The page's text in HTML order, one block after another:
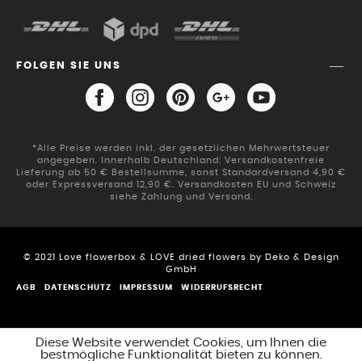
FOLGEN SIE UNS
*Alle Preise werden inkl. der gesetzlichen Mehrwertsteuer
angegeben. Innerhalb Deutschland: Versandkostenfreie
Lieferung ab 50 € Bestellsumme, sonst Standardversand 4,90 €
oder Expressversand 12,90 €. Versandkosten EU und Schweiz
siehe Zahlung und Versand.
© 2021 Love flowerbox & LOVE dried flowers by Deko & Design
GmbH
AGB DATENSCHUTZ IMPRESSUM WIDERRUFSRECHT
Diese Website verwendet Cookies, um Ihnen die
bestmögliche Funktionalität bieten zu können.